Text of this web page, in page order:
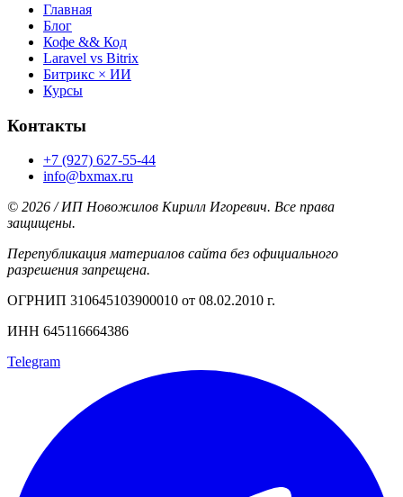
Главная
Блог
Кофе && Код
Laravel vs Bitrix
Битрикс × ИИ
Курсы
Контакты
+7 (927) 627-55-44
info@bxmax.ru
© 2026 / ИП Новожилов Кирилл Игоревич. Все права
защищены.
Перепубликация материалов сайта без официального
разрешения запрещена.
ОГРНИП 310645103900010 от 08.02.2010 г.
ИНН 645116664386
Telegram